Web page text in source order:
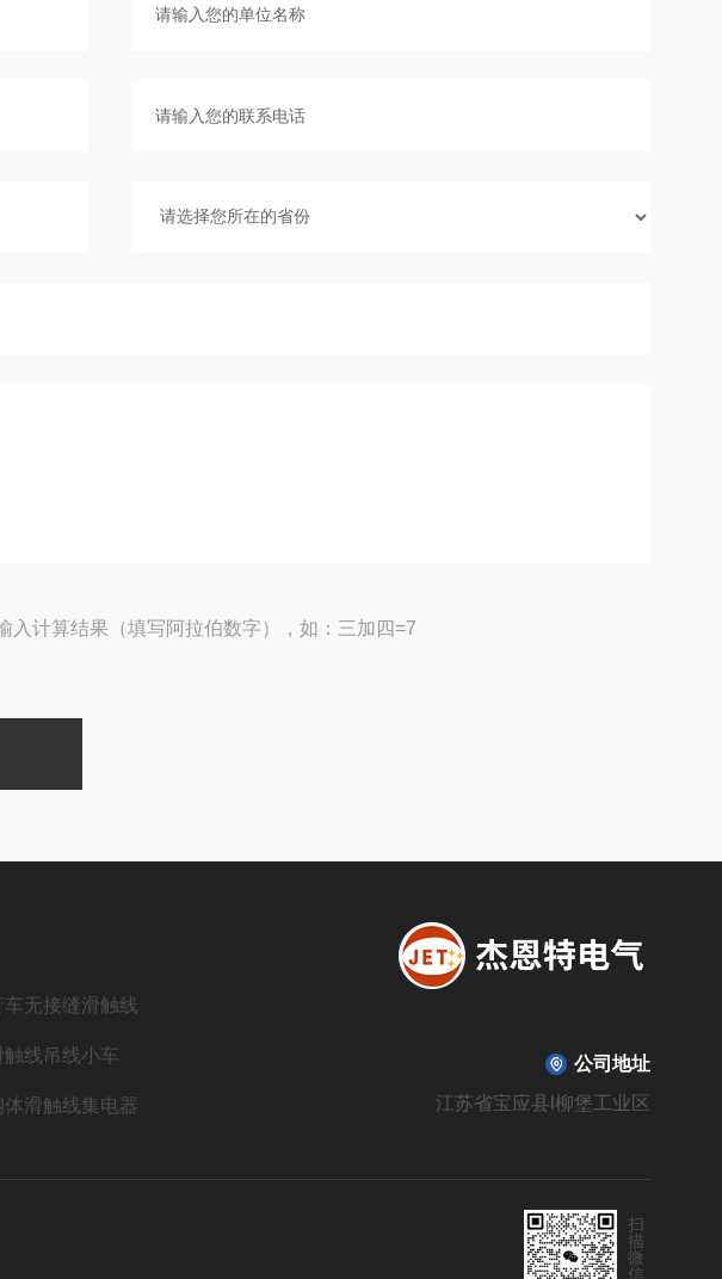
入计算结果（填写阿拉伯数字），如：三加四=7
车无接缝滑触线
触线吊线小车
滑触线集电器
公司地址
江苏省宝应县l柳堡工业区
扫
描
微
信